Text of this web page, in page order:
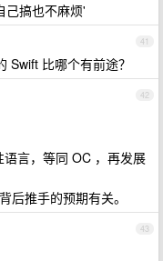
己搞也不麻烦'
41
Swift 比哪个有前途？
42
言，等同 OC ，再发展
后推手的预期有关。
43